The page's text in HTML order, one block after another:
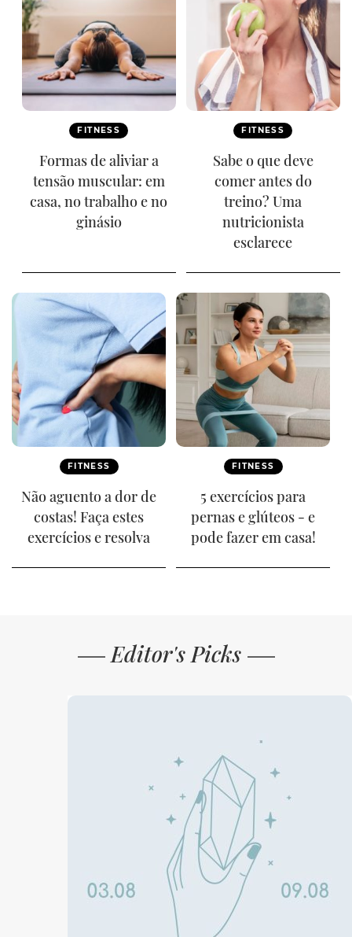
FITNESS
Formas de aliviar a
tensão muscular: em
casa, no trabalho e no
ginásio
FITNESS
Sabe o que deve
comer antes do
treino? Uma
nutricionista
esclarece
FITNESS
Não aguento a dor de
costas! Faça estes
exercícios e resolva
FITNESS
5 exercícios para
pernas e glúteos - e
pode fazer em casa!
Editor's Picks